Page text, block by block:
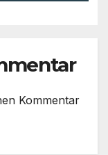
Kommentar